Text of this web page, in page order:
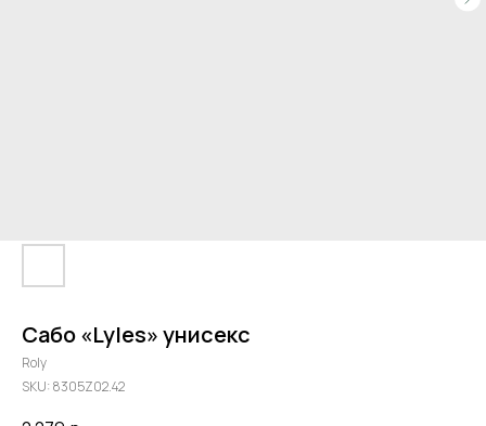
Сабо «Lyles» унисекс
Roly
SKU: 8305Z02.42